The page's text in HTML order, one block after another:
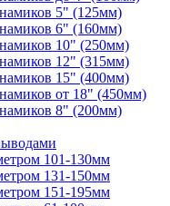
5" (125мм)
6" (160мм)
10" (250мм)
12" (315мм)
15" (400мм)
от 18" (450мм)
8" (200мм)
101-130мм
131-150мм
151-195мм